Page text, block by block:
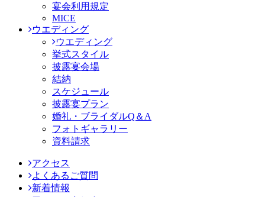
宴会利用規定
MICE
ウエディング
ウエディング
挙式スタイル
披露宴会場
結納
スケジュール
披露宴プラン
婚礼・ブライダルQ＆A
フォトギャラリー
資料請求
アクセス
よくあるご質問
新着情報